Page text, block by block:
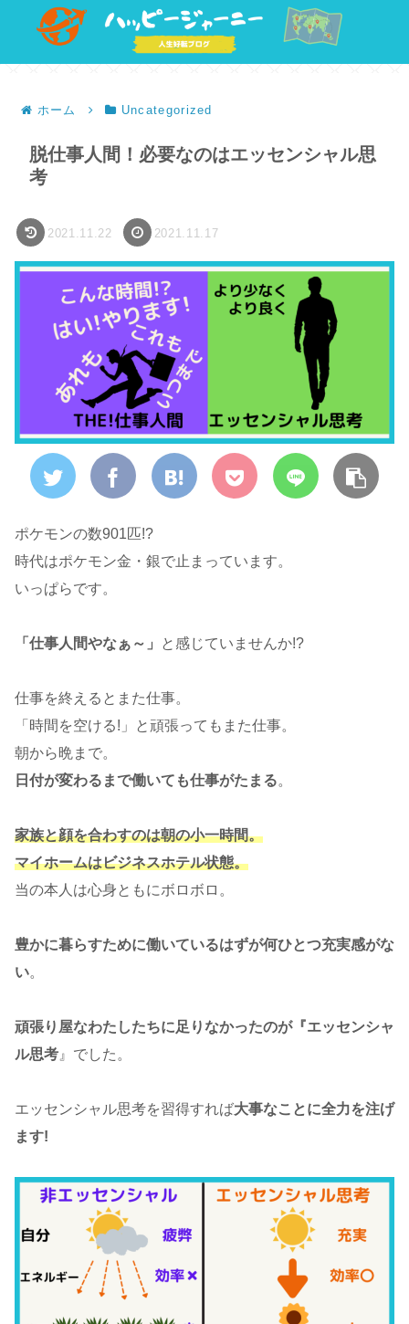
ホーム Uncategorized
脱仕事人間！必要なのはエッセンシャル思
考
2021.11.22 2021.11.17
ポケモンの数901匹!?
時代はポケモン金・銀で止まっています。
いっぱらです。
「仕事人間やなぁ～」 と感じていませんか!?
仕事を終えるとまた仕事。
「時間を空ける!」と頑張ってもまた仕事。
朝から晩まで。
日付が変わるまで働いても仕事がたまる。
家族と顔を合わすのは朝の小一時間。
マイホームはビジネスホテル状態。
当の本人は心身ともにボロボロ。
豊かに暮らすために働いているはずが何ひとつ充実感がな
い。
頑張り屋なわたしたちに足りなかったのが『エッセンシャ
ル思考 』でした。
エッセンシャル思考を習得すれば大事なことに全力を注げ
ます!